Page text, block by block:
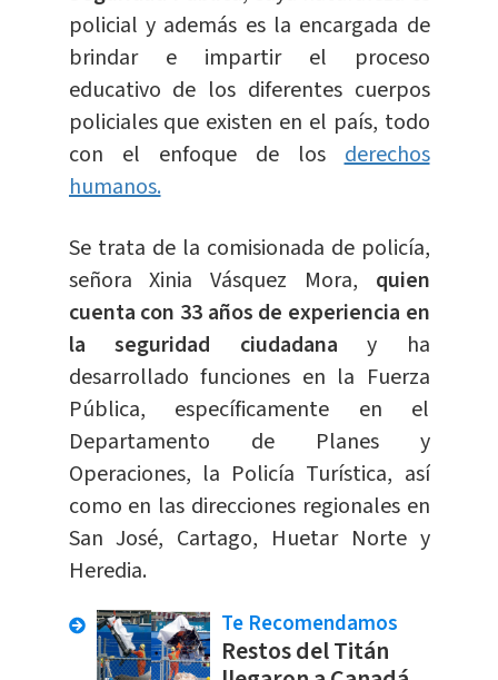
policial y además es la encargada de
brindar e impartir el proceso
educativo de los diferentes cuerpos
policiales que existen en el país, todo
con el enfoque de losderechos
humanos.
Se trata de la comisionada de policía,
señora Xinia Vásquez Mora, quien
cuenta con 33 años de experiencia en
la seguridad ciudadana y ha
desarrollado funciones en la Fuerza
Pública, específicamente en el
Departamento de Planes y
Operaciones, la Policía Turística, así
como en las direcciones regionales en
San José, Cartago, Huetar Norte y
Heredia.
Te Recomendamos
Restos del Titán